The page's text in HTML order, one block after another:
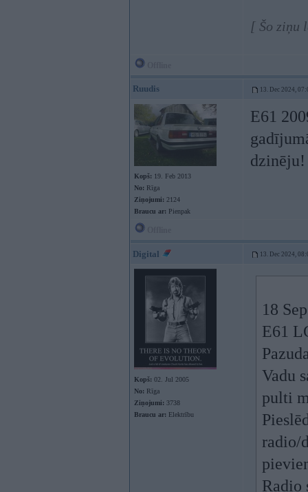
[ Šo ziņu
Ruudis 13. Dec 2024,
Kopš: 19. Feb 2013
No: Rīga
Ziņojumi: 2124
Braucu ar: Pienpak
E61
dzinēju!
Digital 13. Dec 2024,
Kopš: 02. Jul 2005
No: Rīga
Ziņojumi: 3738
Braucu ar: Elektrību
18
E61
Vadu
pulti
radio/
Radio